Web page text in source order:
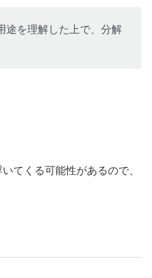
途を理解した上で、分解
てくる可能性があるので、